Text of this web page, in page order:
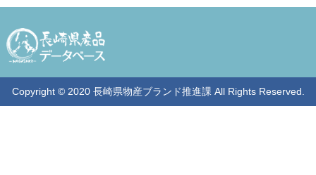
Copyright © 2020 長崎県物産ブランド推進課 All Rights Reserved.